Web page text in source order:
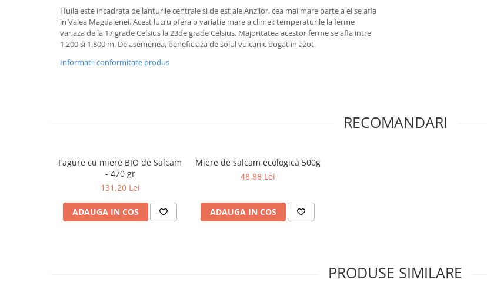
Terapii Alternative
Literatura Universala
Romane de dragoste, Carti
Senzatii/Dragoste
Huila este incadrata de lanturile centrale si de est ale Anzilor, cea mai mare parte a ei se afla
in Valea Magdalenei. Acest lucru ofera o variatie mare a climei: temperaturile la ferme
variaza de la 17 grade Celsius la 23de grade Celsius. Majoritatea acestor ferme se afla intre
1.200 si 1.800 m. De asemenea, beneficiaza de solul vulcanic bogat in azot.
Informatii conformitate produs
RECOMANDARI
Fagure cu miere BIO de Salcam
- 470 gr
131,20 Lei
ADAUGA IN COS
Miere de salcam ecologica 500g
48,88 Lei
ADAUGA IN COS
PRODUSE SIMILARE